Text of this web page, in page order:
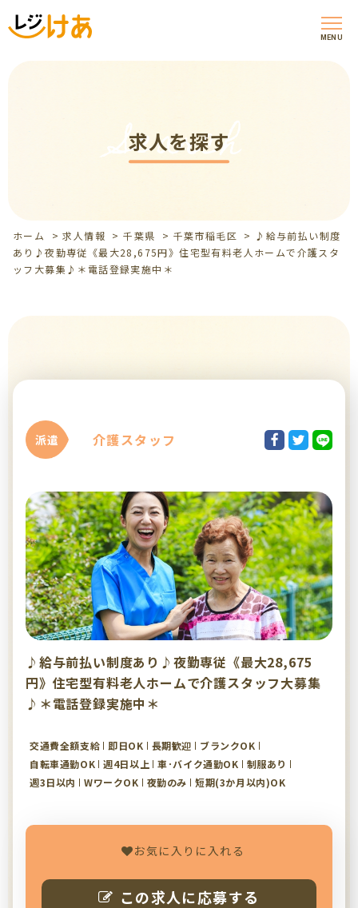
MENU
求人を探す
Search
ホーム >求人情報 >千葉県 > 千葉市稲毛区 > ♪給与前払い制度
あり♪夜勤専従《最大28,675円》住宅型有料老人ホームで介護スタ
ッフ大募集♪＊電話登録実施中＊
派遣 介護スタッフ
♪給与前払い制度あり♪夜勤専従《最大28,675
円》住宅型有料老人ホームで介護スタッフ大募集
♪＊電話登録実施中＊
交通費全額支給 即日OK 長期歓迎
ブランクOK
自転車通勤OK
週4日以上 車･バイク通勤OK
制服あり
週3日以内
WワークOK 夜勤のみ 短期(3か月以内)OK
お気に入りに入れる
この求人に応募する